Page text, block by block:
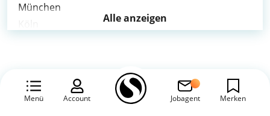
Menü Account Jobagent Merken
München
Dortmund
Alle anzeigen